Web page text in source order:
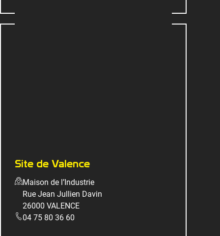
Site de Valence
Maison de l’Industrie
Rue Jean Jullien Davin
26000 VALENCE
04 75 80 36 60